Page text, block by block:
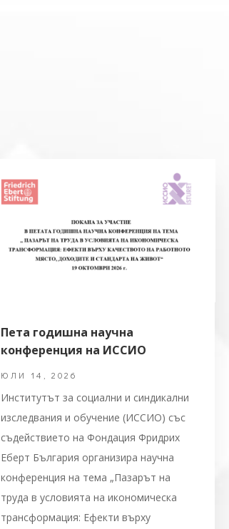
Пета годишна научна
конференция на ИССИО
ЮЛИ 14, 2026
Институтът за социални и синдикални
изследвания и обучение (ИССИО) със
съдействието на Фондация Фридрих
Еберт България организира научна
конференция на тема „Пазарът на
труда в условията на икономическа
трансформация: Ефекти върху